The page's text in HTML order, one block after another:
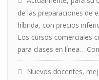
de las preparaciones de
híbrida, con precios
Los cursos comerciales
para clases en línea…
Nuevos docentes,